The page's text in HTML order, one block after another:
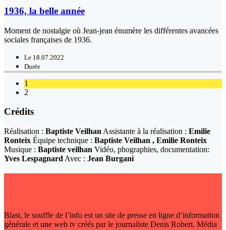
1936, la belle année
Moment de nostalgie où Jean-jean énumère les différentes avancées
sociales françaises de 1936.
Le 18.07.2022
Durée
1
2
Crédits
Réalisation : Baptiste Veilhan Assistante à la réalisation : Emilie
Ronteix Équipe technique : Baptiste Veilhan , Emilie Ronteix
Musique : Baptiste veilhan Vidéo, phographies, documentation:
Yves Lespagnard Avec : Jean Burgani
Blast, le souffle de l’info est un site de presse en ligne d’information
générale et une web tv créés par le journaliste Denis Robert. Média